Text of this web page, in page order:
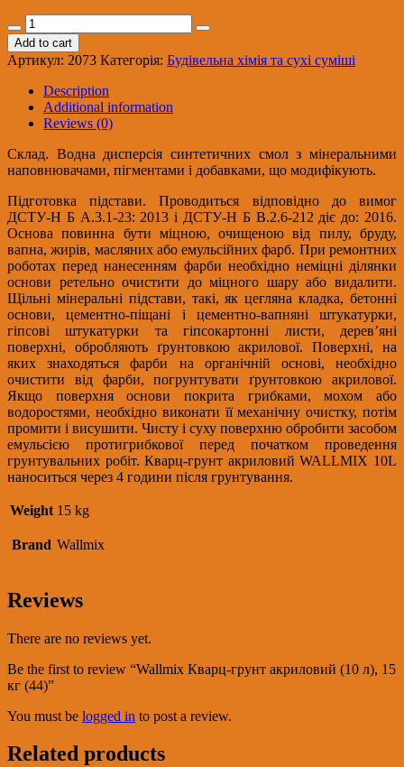
Wallmix
Кварц-
грунт
акриловий
(10
л),
15
(44)
quantity
Add to cart
Артикул: 2073 Категорія: Будівельна хімія та сухі суміші
Description
Additional information
Reviews (0)
Склад. Водна дисперсія синтетичних смол з мінеральними
наповнювачами, пігментами і добавками, що модифікують.
Підготовка підстави. Проводиться відповідно до вимог
ДСТУ-Н Б А.3.1-23: 2013 і ДСТУ-Н Б В.2.6-212 діє до: 2016.
Основа повинна бути міцною, очищеною від пилу, бруду,
вапна, жирів, масляних або емульсійних фарб. При ремонтних
роботах перед нанесенням фарби необхідно неміцні ділянки
основи ретельно очистити до міцного шару або видалити.
Щільні мінеральні підстави, такі, як цегляна кладка, бетонні
основи, цементно-піщані і цементно-вапняні штукатурки,
гіпсові штукатурки та гіпсокартонні листи, дерев’яні
поверхні, обробляють ґрунтовкою акрилової. Поверхні, на
яких знаходяться фарби на органічній основі, необхідно
очистити від фарби, погрунтувати ґрунтовкою акрилової.
Якщо поверхня основи покрита грибками, мохом або
водоростями, необхідно виконати її механічну очистку, потім
промити і висушити. Чисту і суху поверхню обробити засобом
емульсією протигрибкової перед початком проведення
грунтувальних робіт. Кварц-грунт акриловий WALLMIX 10L
наноситься через 4 години після грунтування.
Weight 15 kg
Brand Wallmix
Reviews
There are no reviews yet.
Be the first to review “Wallmix Кварц-грунт акриловий (10 л), 15
кг (44)”
You must be logged in to post a review.
Related products